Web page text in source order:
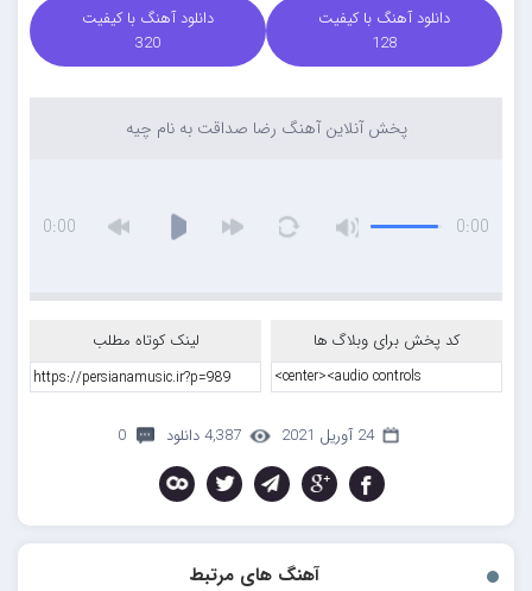
دانلود آهنگ با کیفیت
128
دانلود آهنگ با کیفیت
320
پخش آنلاین آهنگ رضا صداقت به نام چیه
0:00
0:00
کد پخش برای وبلاگ ها لینک کوتاه مطلب
24 آوریل 2021 4,387 دانلود 0
آهنگ های مرتبط